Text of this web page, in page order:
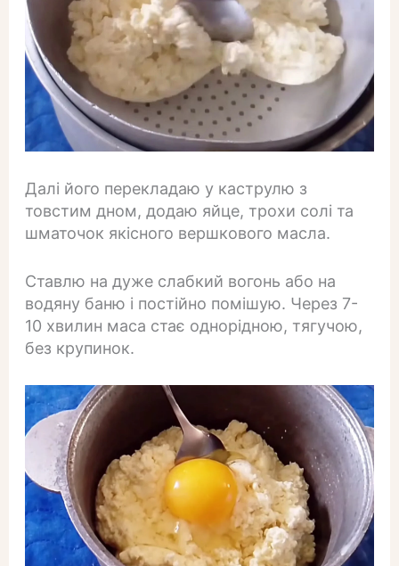
Далі його перекладаю у каструлю з
товстим дном, додаю яйце, трохи солі та
шматочок якісного вершкового масла.
Ставлю на дуже слабкий вогонь або на
водяну баню і постійно помішую. Через 7-
10 хвилин маса стає однорідною, тягучою,
без крупинок.